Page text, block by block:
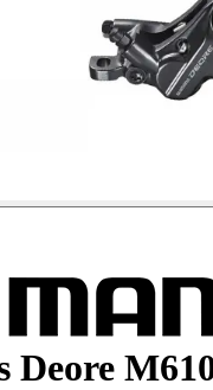
Deore